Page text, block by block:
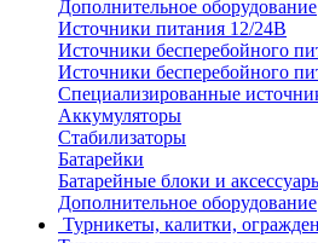
Дополнительное оборудование
Источники питания 12/24В
Источники бесперебойного
Источники бесперебойного
Специализированные
Аккумуляторы
Стабилизаторы
Батарейки
Батарейные блоки и
Дополнительное оборудование
Турникеты, калитки,